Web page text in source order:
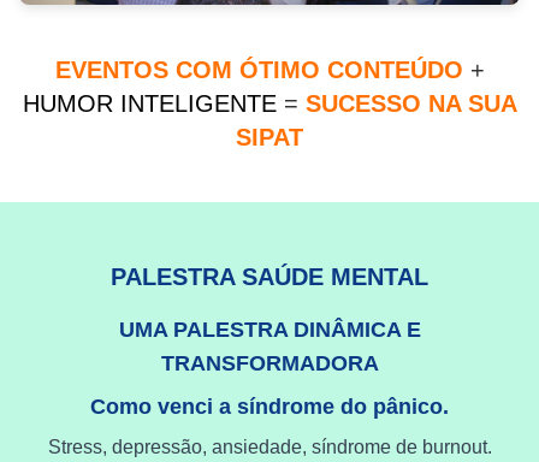
EVENTOS COM ÓTIMO CONTEÚDO +
HUMOR INTELIGENTE = SUCESSO NA SUA
SIPAT
PALESTRA SAÚDE MENTAL
UMA PALESTRA DINÂMICA E
TRANSFORMADORA
Como venci a síndrome do pânico.
Stress, depressão, ansiedade, síndrome de burnout.